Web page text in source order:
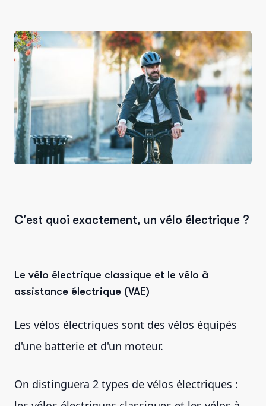
C'est quoi exactement, un vélo électrique ?
Le vélo électrique classique et le vélo à
assistance électrique (VAE)
Les vélos électriques sont des vélos équipés
d'une batterie et d'un moteur.
On distinguera 2 types de vélos électriques :